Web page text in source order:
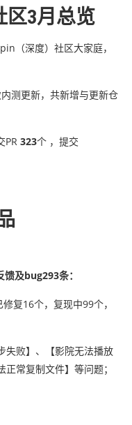
区3月总览
（深度）社区大家庭，
测更新，共新增与更新仓
PR 323个 ，提交
及bug293条：
复16个，复现中99个，
失败】、【影院无法播放
常复制文件】等问题；